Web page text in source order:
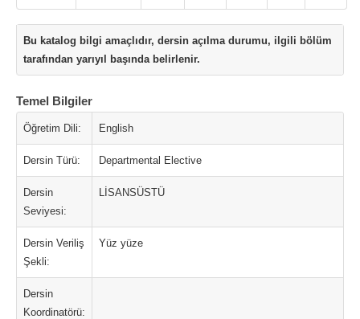
Bu katalog bilgi amaçlıdır, dersin açılma durumu, ilgili bölüm
tarafından yarıyıl başında belirlenir.
Temel Bilgiler
Öğretim Dili: English
Dersin Türü: Departmental Elective
Dersin
Seviyesi:
LİSANSÜSTÜ
Dersin Veriliş
Şekli:
Yüz yüze
Dersin
Koordinatörü: